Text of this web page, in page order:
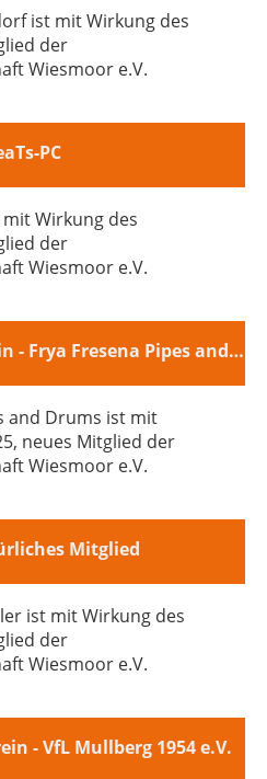
ist mit Wirkung des
der
Wiesmoor e.V.
PC
Wirkung des
der
Wiesmoor e.V.
Ein Verein für den Verein - Frya Fresena Pipes and Drums
and Drums ist mit
neues Mitglied der
Wiesmoor e.V.
Mitglied
ist mit Wirkung des
der
Wiesmoor e.V.
- VfL Mullberg 1954 e.V.